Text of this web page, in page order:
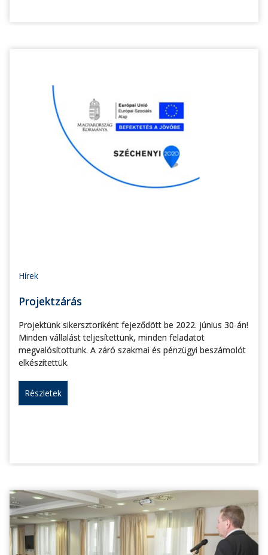
Hírek
Projektzárás
Projektünk sikersztoriként fejeződött be 2022. június 30-án!
Minden vállalást teljesítettünk, minden feladatot
megvalósítottunk. A záró szakmai és pénzügyi beszámolót
elkészítettük.
Részletek